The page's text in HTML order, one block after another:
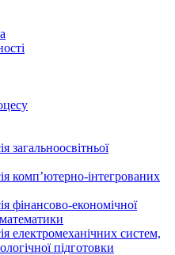
загальноосвітньої
комп’ютерно-інтегрованих
фінансово-економічної
електромеханічних систем,
підготовки